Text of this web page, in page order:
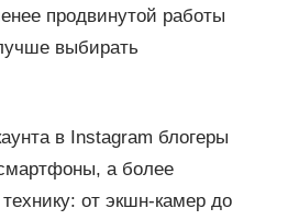
продвинутой работы
выбирать
в Instagram блогеры
а более
от экшн-камер до